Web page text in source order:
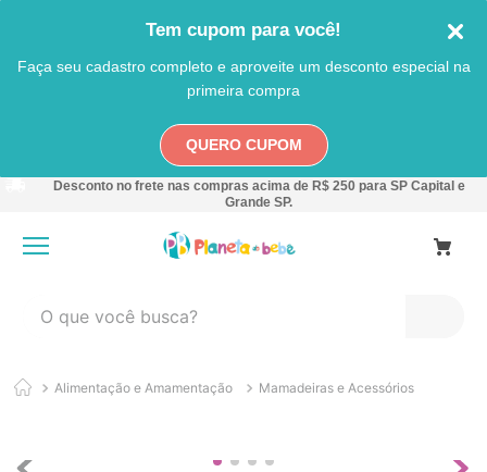
Tem cupom para você!
Faça seu cadastro completo e aproveite um desconto especial na
primeira compra
QUERO CUPOM
Desconto no frete nas compras acima de R$ 250 para SP Capital e
Grande SP.
Alimentação e Amamentação Mamadeiras e Acessórios
1 º
carro